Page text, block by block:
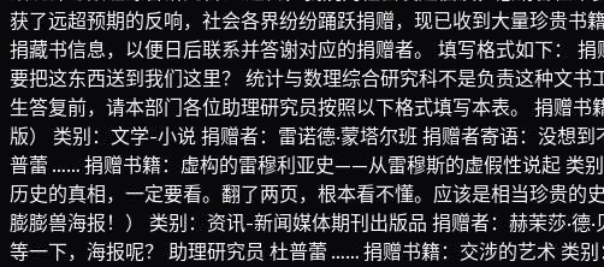
获了远超预期的反响，社会各界纷纷踊跃捐赠，现已收到大量珍贵
捐藏书信息，以便日后联系并答谢对应的捐赠者。 填写格式如下：
要把这东西送到我们这里？ 统计与数理综合研究科不是负责这种文
生答复前，请本部门各位助理研究员按照以下格式填写本表。 捐赠
版） 类别：文学-小说 捐赠者：雷诺德·蒙塔尔班 捐赠者寄语：没想
普蕾 …… 捐赠书籍：虚构的雷穆利亚史——从雷穆斯的虚假性说起 类
历史的真相，一定要看。翻了两页，根本看不懂。应该是相当珍贵
膨膨兽海报！） 类别：资讯-新闻媒体期刊出版品 捐赠者：赫茉莎·
等一下，海报呢？ 助理研究员 杜普蕾 …… 捐赠书籍：交涉的艺术 类